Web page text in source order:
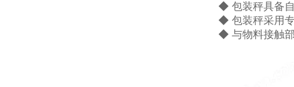
◆ 包装秤具备自
◆ 包装秤采用专
◆ 与物料接触部